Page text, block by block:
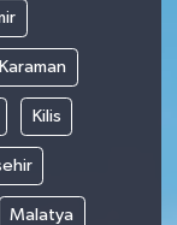
Karaman
Kilis
Malatya